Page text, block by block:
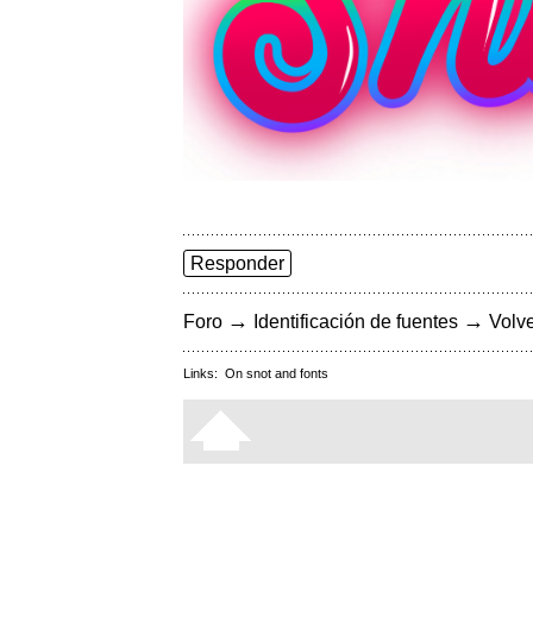
Responder
Foro → Identificación de fuentes →
Links: On snot and fonts